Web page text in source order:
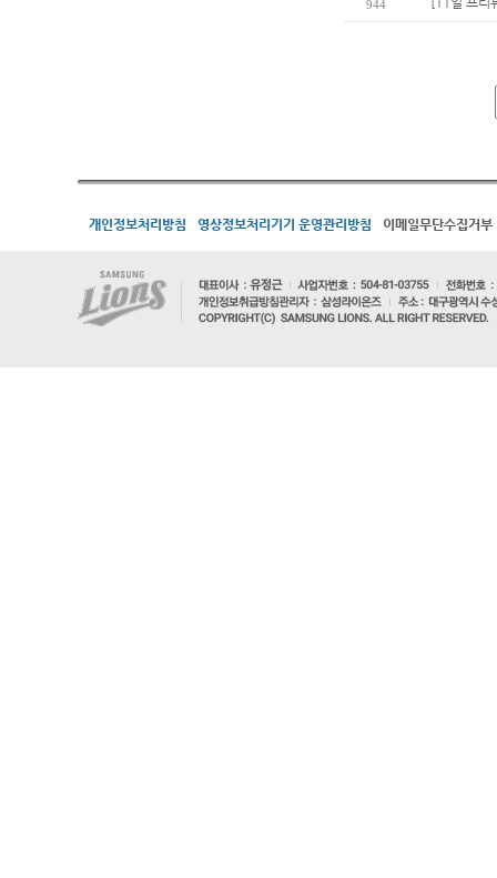
944
개인정보처리방침 영상정보처리기기 운영관리방침 이메일무단수집거부